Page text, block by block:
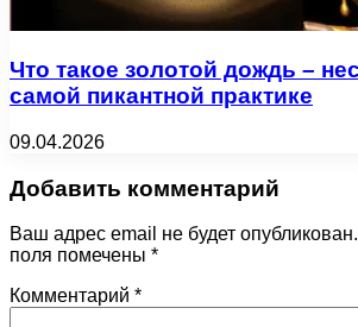
Что такое золотой дождь –
самой пикантной практике
09.04.2026
Добавить комментарий
Ваш адрес email не будет опубликован.
поля помечены *
Комментарий *